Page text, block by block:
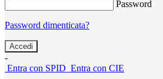
Password
Password dimenticata?
-
Entra con SPID Entra con CIE